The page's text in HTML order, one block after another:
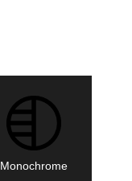
Monochrome